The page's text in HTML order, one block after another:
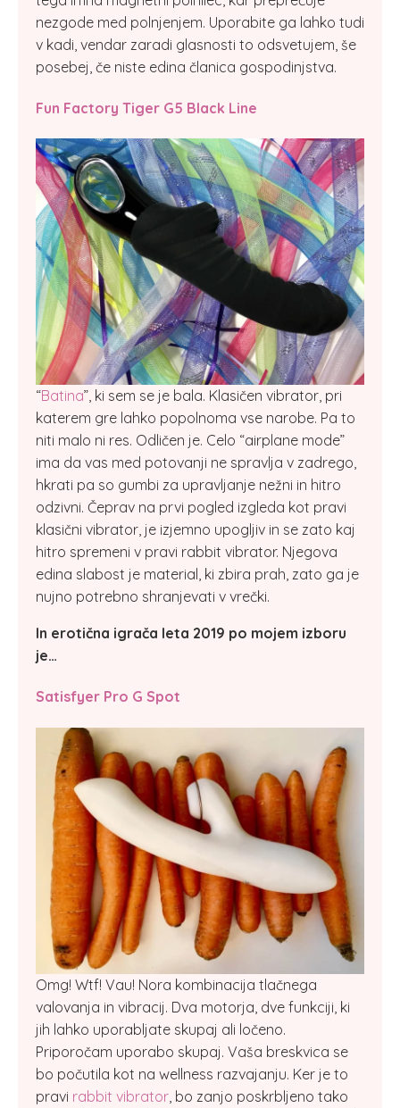
nezgode med polnjenjem. Uporabite ga lahko tudi
v kadi, vendar zaradi glasnosti to odsvetujem, še
posebej, če niste edina članica gospodinjstva.
Fun Factory Tiger G5 Black Line
“Batina”, ki sem se je bala. Klasičen vibrator, pri
katerem gre lahko popolnoma vse narobe. Pa to
niti malo ni res. Odličen je. Celo “airplane mode”
ima da vas med potovanji ne spravlja v zadrego,
hkrati pa so gumbi za upravljanje nežni in hitro
odzivni. Čeprav na prvi pogled izgleda kot pravi
klasični vibrator, je izjemno upogljiv in se zato kaj
hitro spremeni v pravi rabbit vibrator. Njegova
edina slabost je material, ki zbira prah, zato ga je
nujno potrebno shranjevati v vrečki.
In erotična igrača leta 2019 po mojem izboru
je…
Satisfyer Pro G Spot
Omg! Wtf! Vau! Nora kombinacija tlačnega
valovanja in vibracij. Dva motorja, dve funkciji, ki
jih lahko uporabljate skupaj ali ločeno.
Priporočam uporabo skupaj. Vaša breskvica se
bo počutila kot na wellness razvajanju. Ker je to
pravi rabbit vibrator , bo zanjo poskrbljeno tako